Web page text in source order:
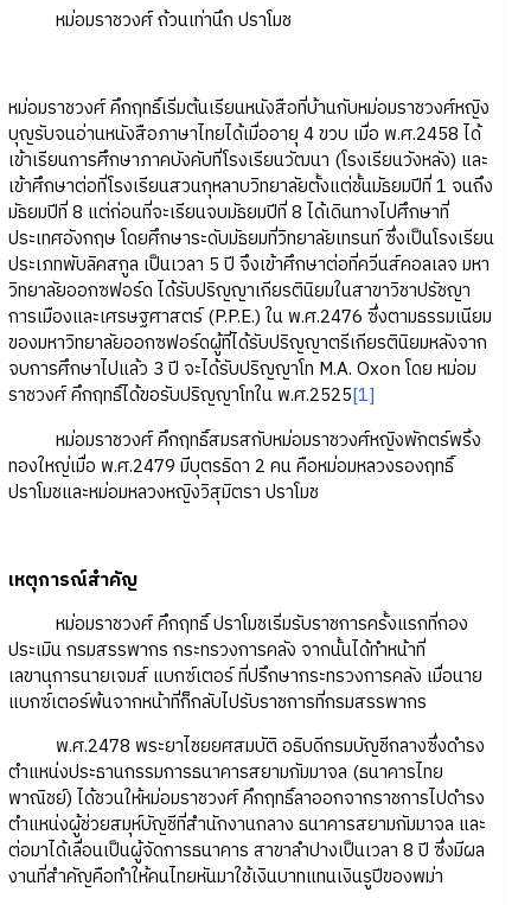
หม่อมราชวงศ์ ถ้วนเท่านึก ปราโมช
หม่อมราชวงศ์ คึกฤทธิ์เริ่มต้นเรียนหนังสือที่บ้านกับหม่อมราชวงศ์หญิง
บุญรับจนอ่านหนังสือภาษาไทยได้เมื่ออายุ 4 ขวบ เมื่อ พ.ศ.2458 ได้
เข้าเรียนการศึกษาภาคบังคับที่โรงเรียนวัฒนา (โรงเรียนวังหลัง) และ
เข้าศึกษาต่อที่โรงเรียนสวนกุหลาบวิทยาลัยตั้งแต่ชั้นมัธยมปีที่ 1 จนถึง
มัธยมปีที่ 8 แต่ก่อนที่จะเรียนจบมัธยมปีที่ 8 ได้เดินทางไปศึกษาที่
ประเทศอังกฤษ โดยศึกษาระดับมัธยมที่วิทยาลัยเทรนท์ ซึ่งเป็นโรงเรียน
ประเภทพับลิคสกูล เป็นเวลา 5 ปี จึงเข้าศึกษาต่อที่ควิ่นส์คอลเลจ มหา
วิทยาลัยออกซฟอร์ด ได้รับปริญญาเกียรตินิยมในสาขาวิชาปรัชญา
การเมืองและเศรษฐศาสตร์ (P.P.E.) ใน พ.ศ.2476 ซึ่งตามธรรมเนียม
ของมหาวิทยาลัยออกซฟอร์ดผู้ที่ได้รับปริญญาตรีเกียรตินิยมหลังจาก
จบการศึกษาไปแล้ว 3 ปี จะได้รับปริญญาโท M.A. Oxon โดย หม่อม
ราชวงศ์ คึกฤทธิ์ได้ขอรับปริญญาโทใน พ.ศ.2525[1]
หม่อมราชวงศ์ คึกฤทธิ์สมรสกับหม่อมราชวงศ์หญิงพักตร์พริ้ง
ทองใหญ่เมื่อ พ.ศ.2479 มีบุตรธิดา 2 คน คือหม่อมหลวงรองฤทธิ์
ปราโมชและหม่อมหลวงหญิงวิสุมิตรา ปราโมช
เหตุการณ์สำคัญ
หม่อมราชวงศ์ คึกฤทธิ์ ปราโมชเริ่มรับราชการครั้งแรกที่กอง
ประเมิน กรมสรรพากร กระทรวงการคลัง จากนั้นได้ทำหน้าที่
เลขานุการนายเจมส์ แบกซ์เตอร์ ที่ปรึกษากระทรวงการคลัง เมื่อนาย
แบกซ์เตอร์พ้นจากหน้าที่ก็กลับไปรับราชการที่กรมสรรพากร
พ.ศ.2478 พระยาไชยยศสมบัติ อธิบดีกรมบัญชีกลางซึ่งดำรง
ตำแหน่งประธานกรรมการธนาคารสยามกัมมาจล (ธนาคารไทย
พาณิชย์) ได้ชวนให้หม่อมราชวงศ์ คึกฤทธิ์ลาออกจากราชการไปดำรง
ตำแหน่งผู้ช่วยสมุห์บัญชีที่สำนักงานกลาง ธนาคารสยามกัมมาจล และ
ต่อมาได้เลื่อนเป็นผู้จัดการธนาคาร สาขาลำปางเป็นเวลา 8 ปี ซึ่งมีผล
งานที่สำคัญคือทำให้คนไทยหันมาใช้เงินบาทแทนเงินรูปีของพม่า